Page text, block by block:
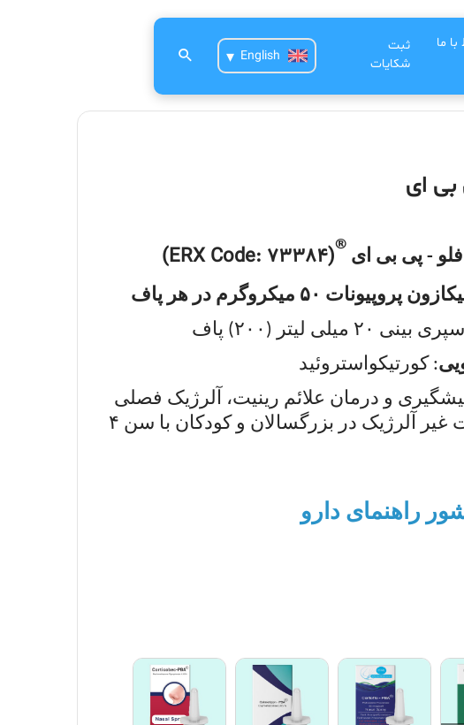
با ما
ثبت
شکایات
English
بی ای
فلو - پی بی ای ®
(
ERX Code: 73384
)
۵۰ میکروگرم در هر پاف
بینی ۲۰ میلی لیتر (۲۰۰) پاف
: کورتیکواستروئید
و درمان علائم رینیت، آلرژیک فصلی
یا دائمی و رینیت غیر آلرژیک در بزرگسالان و کودکان با سن ۴
راهنمای دارو